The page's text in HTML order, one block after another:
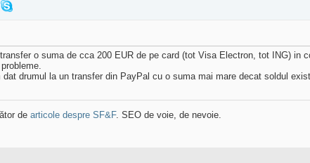
o suma de cca 200 EUR de pe card (tot Visa Electron, tot ING)
dat drumul la un transfer din PayPal cu o suma mai mare decat soldul
de articole despre SF&F. SEO de voie, de nevoie.